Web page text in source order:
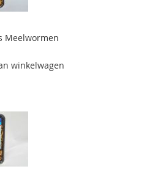
Meelwormen
winkelwagen